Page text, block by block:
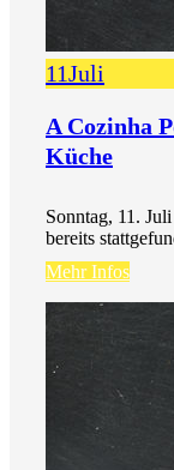
11Juli
A Cozinha
Küche
Sonntag, 11. Juli
bereits
Mehr Infos